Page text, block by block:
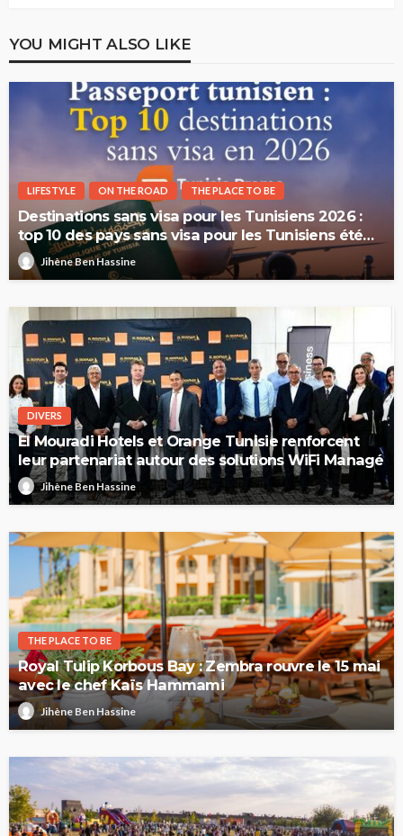
YOU MIGHT ALSO LIKE
LIFESTYLE ON THE ROAD THE PLACE TO BE
Destinations sans visa pour les Tunisiens 2026 :
top 10 des pays sans visa pour les Tunisiens été
2026Jihène Ben Hassine
DIVERS
El Mouradi Hotels et Orange Tunisie renforcent
leur partenariat autour des solutions WiFi Managé
Jihène Ben Hassine
THE PLACE TO BE
Royal Tulip Korbous Bay : Zembra rouvre le 15 mai
avec le chef Kaïs Hammami
Jihène Ben Hassine